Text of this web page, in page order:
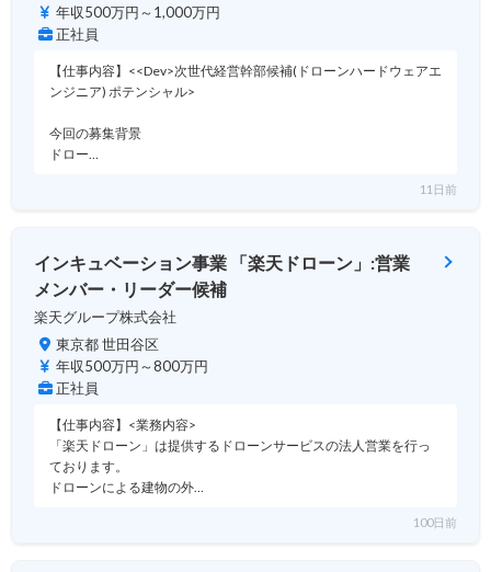
年収500万円～1,000万円
正社員
【仕事内容】<<Dev>次世代経営幹部候補(ドローンハードウェアエ
ンジニア) ポテンシャル>
今回の募集背景
ドロー…
11日前
インキュベーション事業 「楽天ドローン」:営業
メンバー・リーダー候補
楽天グループ株式会社
東京都 世田谷区
年収500万円～800万円
正社員
【仕事内容】<業務内容>
「楽天ドローン」は提供するドローンサービスの法人営業を行っ
ております。
ドローンによる建物の外…
100日前